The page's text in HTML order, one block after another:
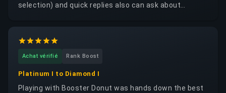
selection) and quick replies also can ask about
Achat vérifié Rank Boost
Platinum I to Diamond I
Playing with Booster Donut was hands down the best